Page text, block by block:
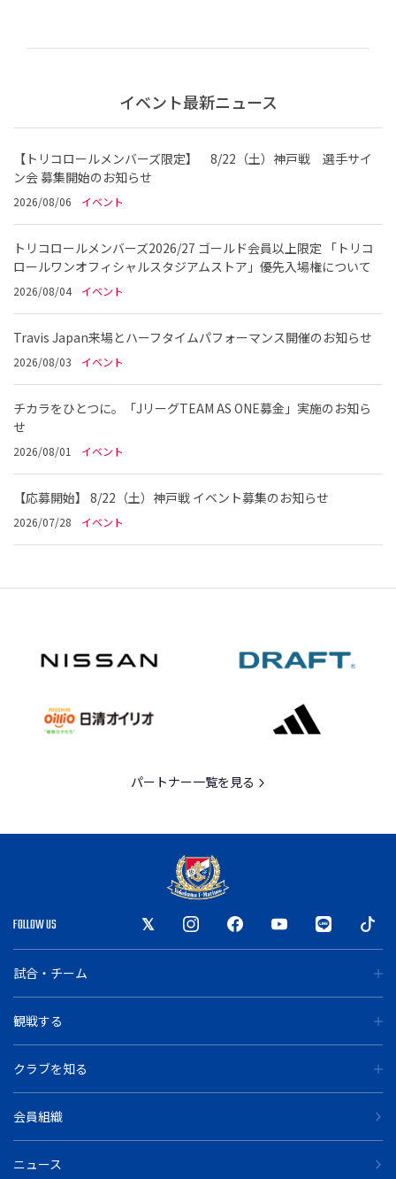
イベント最新ニュース
【トリコロールメンバーズ限定】 8/22（土）神戸戦 選手サイ
ン会 募集開始のお知らせ
2026/08/06 イベント
トリコロールメンバーズ2026/27 ゴールド会員以上限定 「トリコ
ロールワンオフィシャルスタジアムストア」優先入場権について
2026/08/04 イベント
Travis Japan来場とハーフタイムパフォーマンス開催のお知らせ
2026/08/03 イベント
チカラをひとつに。「JリーグTEAM AS ONE募金」実施のお知ら
せ
2026/08/01 イベント
【応募開始】 8/22（土）神戸戦 イベント募集のお知らせ
2026/07/28 イベント
パートナー一覧を見る
FOLLOW US
試合・チーム
観戦する
クラブを知る
会員組織
ニュース